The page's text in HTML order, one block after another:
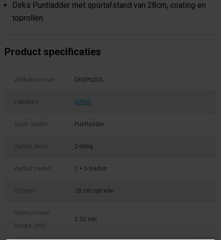
Dirks Puntladder met sportafstand van 28cm, coating en
toprollen
Product specificaties
Artikelnummer DKGP0205
Fabrikant: DIRKS
Soort ladder Puntladder
Aantal delen 2-delig
Aantal treden 2 + 5 treden
Optrede 28 cm optrede
Ingeschoven
lengte (mtr)
2.30 mtr